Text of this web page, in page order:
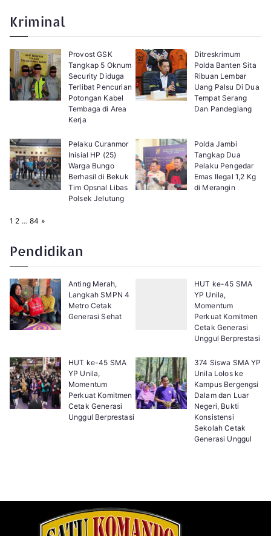
:Kriminal
Provost GSK
Tangkap 5 Oknum
Security Diduga
Terlibat Pencurian
Potongan Kabel
Tembaga di Area
Kerja
Ditreskrimum
Polda Banten Sita
Ribuan Lembar
Uang Palsu Di Dua
Tempat Serang
Dan Pandeglang
Pelaku Curanmor
Inisial HP (25)
Warga Bungo
Berhasil di Bekuk
Tim Opsnal Libas
Polsek Jelutung
Polda Jambi
Tangkap Dua
Pelaku Pengedar
Emas Ilegal 1,2 Kg
di Merangin
P
:
1 2 … 84 N
»
Pendidikan
Anting Merah,
Langkah SMPN 4
Metro Cetak
Generasi Sehat
HUT ke-45 SMA
YP Unila,
Momentum
Perkuat Komitmen
Cetak Generasi
Unggul Berprestasi
HUT ke-45 SMA
YP Unila,
Momentum
Perkuat Komitmen
Cetak Generasi
Unggul Berprestasi
374 Siswa SMA YP
Unila Lolos ke
Kampus Bergengsi
Dalam dan Luar
Negeri, Bukti
Konsistensi
Sekolah Cetak
Generasi Unggul